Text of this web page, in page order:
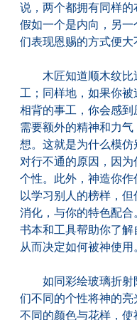
说，两个都拥有同样的
假如一个是内向，另
们表现恩赐的方式便大
木匠知道顺木纹比
工；同样地，如果你被
相背的事工，你会感到
需要额外的精神和力气
想。这就是为什么模
对行不通的原因，因为
个性。此外，神造你
以学习别人的榜样，但
消化，与你的特色配合
书本和工具帮助你了解
从而决定如何被神使用
如同彩绘玻璃折射
们不同的个性将神的亮
不同的颜色与花样，使